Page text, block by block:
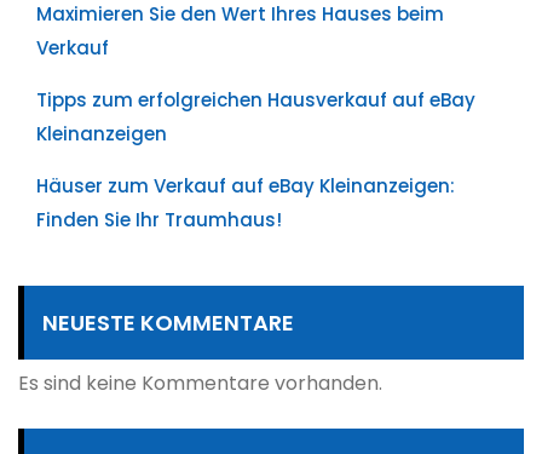
Maximieren Sie den Wert Ihres Hauses beim
Verkauf
Tipps zum erfolgreichen Hausverkauf auf eBay
Kleinanzeigen
Häuser zum Verkauf auf eBay Kleinanzeigen:
Finden Sie Ihr Traumhaus!
NEUESTE KOMMENTARE
Es sind keine Kommentare vorhanden.